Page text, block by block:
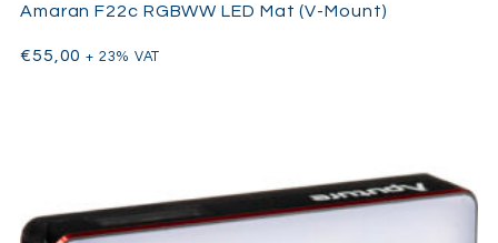
Amaran F22c RGBWW LED Mat (V-Mount)
€55,00 + 23% VAT